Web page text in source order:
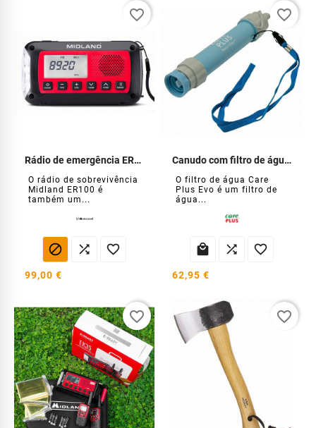
Rádio de emergência ER100 Midland
O rádio de sobrevivência
Midland ER100 é
também um...
  
99,00 €
favorite_border
Canudo com filtro de água EVO Care Plus
O filtro de água Care
Plus Evo é um filtro de
água...
  
62,95 €
favorite_border
favorite_border favorite_border